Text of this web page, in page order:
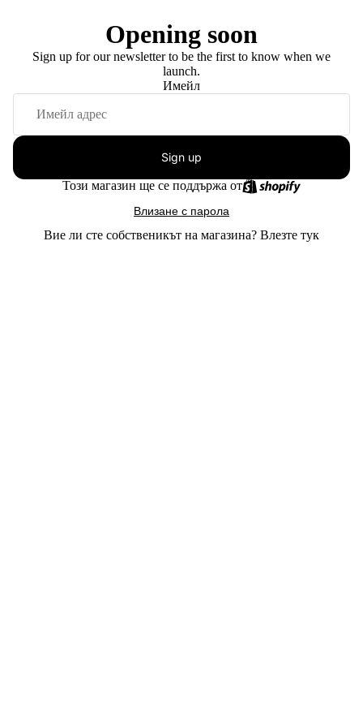
Opening soon
Sign up for our newsletter to be the first to know when we
launch.
Имейл
Sign up
Този магазин ще се поддържа от
Влизане с парола
Вие ли сте собственикът на магазина? Влезте тук